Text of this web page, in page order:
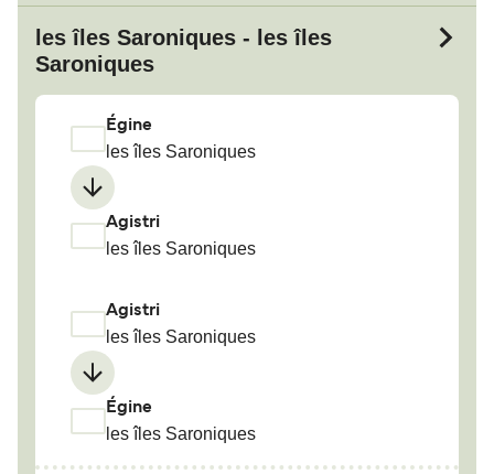
les îles Saroniques - les îles
Saroniques
Égine
les îles Saroniques
Agistri
les îles Saroniques
Agistri
les îles Saroniques
Égine
les îles Saroniques